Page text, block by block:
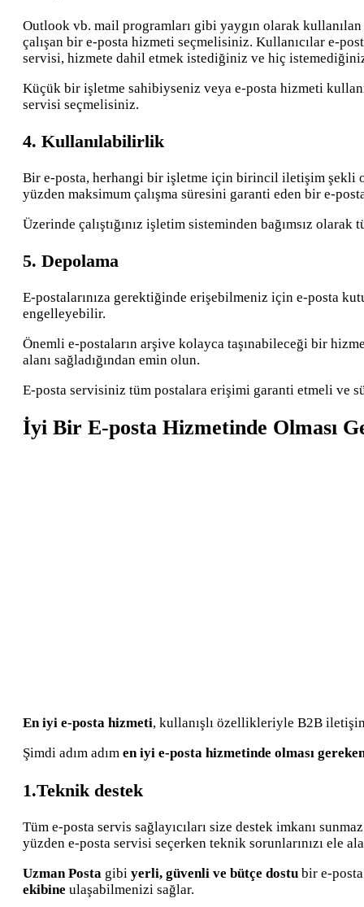
Outlook vb. mail programları gibi yaygın olarak
çalışan bir e-posta hizmeti seçmelisiniz. Kullanıcılar e-
servisi, hizmete dahil etmek istediğiniz ve hiç
Küçük bir işletme sahibiyseniz veya e-posta hizmeti
servisi seçmelisiniz.
4. Kullanılabilirlik
Bir e-posta, herhangi bir işletme için birincil iletişim şekli
yüzden maksimum çalışma süresini garanti eden bir e-
Üzerinde çalıştığınız işletim sisteminden bağımsız
5. Depolama
E-postalarınıza gerektiğinde erişebilmeniz için e-posta
engelleyebilir.
Önemli e-postaların arşive kolayca taşınabileceği bir
alanı sağladığından emin olun.
E-posta servisiniz tüm postalara erişimi garanti etmeli ve
İyi Bir E-posta Hizmetinde Olması
En iyi e-posta hizmeti, kullanışlı özellikleriyle B2B
Şimdi adım adım en iyi e-posta hizmetinde olması
1.Teknik destek
Tüm e-posta servis sağlayıcıları size destek imkanı
yüzden e-posta servisi seçerken teknik sorunlarınızı ele
Uzman Posta gibi yerli, güvenli ve bütçe dostu bir e-posta
ekibine ulaşabilmenizi sağlar.